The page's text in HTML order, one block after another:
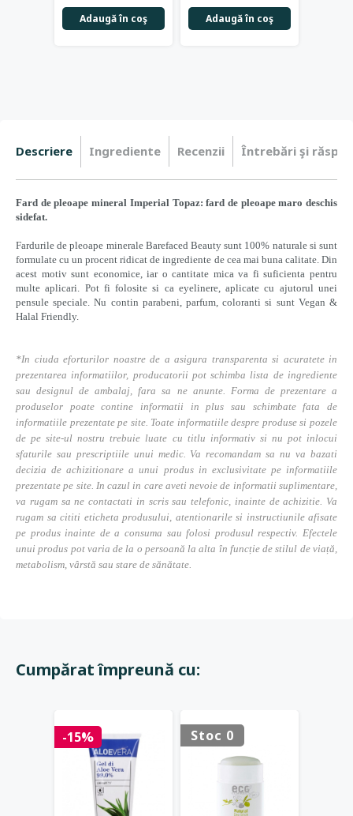
Adaugă în coş Adaugă în coş
Descriere Ingrediente Recenzii Întrebări şi
Fard de pleoape mineral Imperial Topaz: fard de pleoape maro deschis
sidefat.
Fardurile de pleoape minerale Barefaced Beauty sunt 100% naturale si sunt
formulate cu un procent ridicat de ingrediente de cea mai buna calitate. Din
acest motiv sunt economice, iar o cantitate mica va fi suficienta pentru
multe aplicari. Pot fi folosite si ca eyelinere, aplicate cu ajutorul unei
pensule speciale. Nu contin parabeni, parfum, coloranti si sunt Vegan &
Halal Friendly.
*In ciuda eforturilor noastre de a asigura transparenta si acuratete in
prezentarea informatiilor, producatorii pot schimba lista de ingrediente
sau designul de ambalaj, fara sa ne anunte. Forma de prezentare a
produselor poate contine informatii in plus sau schimbate fata de
informatiile prezentate pe site. Toate informatiile despre produse si pozele
de pe site-ul nostru trebuie luate cu titlu informativ si nu pot inlocui
sfaturile sau prescriptiile unui medic. Va recomandam sa nu va bazati
decizia de achizitionare a unui produs in exclusivitate pe informatiile
prezentate pe site. In cazul in care aveti nevoie de informatii suplimentare,
va rugam sa ne contactati in scris sau telefonic, inainte de achizitie. Va
rugam sa cititi eticheta produsului, atentionarile si instructiunile afisate
pe produs inainte de a consuma sau folosi produsul respectiv. Efectele
unui produs pot varia de la o persoană la alta în funcție de stilul de viață,
metabolism, vârstă sau stare de sănătate.
Cumpărat împreună cu:
-15% Stoc 0